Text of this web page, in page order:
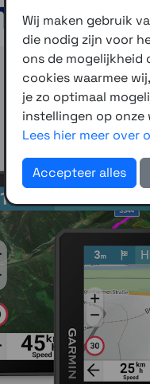
Wij maken gebruik
die nodig zijn voor
ons de mogelijkheid
cookies waarmee
je zo optimaal
instellingen op onze
Lees hier meer over
Accepteer alles